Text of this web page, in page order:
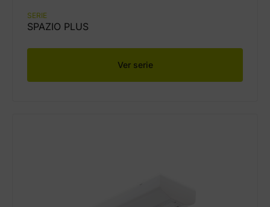
SERIE
SPAZIO PLUS
Ver serie